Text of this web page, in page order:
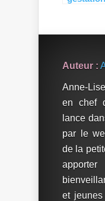
soigner
Auteur :
Anne-
en chef
lance
par le
de la
apporter
et